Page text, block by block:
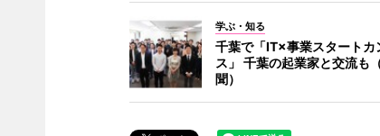
学ぶ・知る
千葉で「IT×事業スタートカ
ス」 千葉の起業家と交流も
聞）